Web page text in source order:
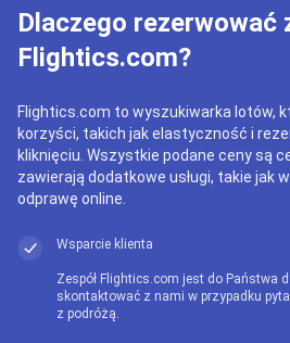
Dlaczego rezerwować
Flightics.com?
Flightics.com to wyszukiwarka lotów,
korzyści, takich jak elastyczność i
kliknięciu. Wszystkie podane ceny są
zawierają dodatkowe usługi, takie jak
odprawę online.
Wsparcie klienta
Zespół Flightics.com jest do Państwa
skontaktować z nami w przypadku
z podróżą.